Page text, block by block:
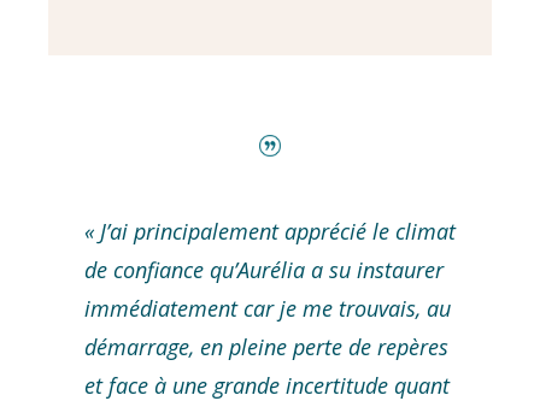
« J’ai principalement apprécié le climat
de confiance qu’Aurélia a su instaurer
immédiatement car je me trouvais, au
démarrage, en pleine perte de repères
et face à une grande incertitude quant